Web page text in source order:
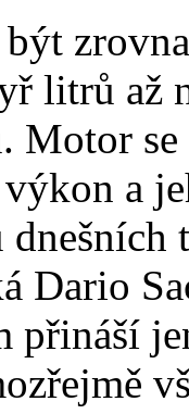
litrů až
Motor
a
Dario
přináší